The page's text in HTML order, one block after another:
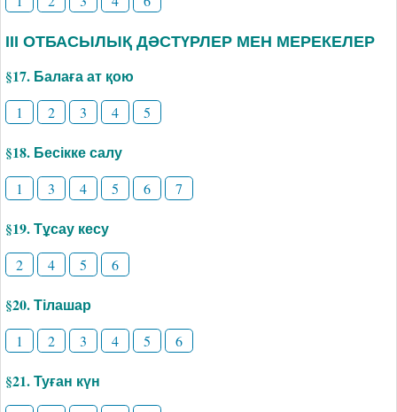
ІІІ ОТБАСЫЛЫҚ ДӘСТҮРЛЕР МЕН МЕРЕКЕЛЕР
§17. Балаға ат қою
1 2 3 4 5
§18. Бесікке салу
1 3 4 5 6 7
§19. Тұсау кесу
2 4 5 6
§20. Тілашар
1 2 3 4 5 6
§21. Туған күн